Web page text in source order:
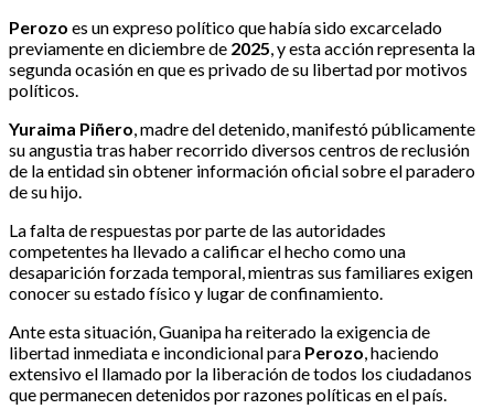
Perozo es un expreso político que había sido excarcelado
previamente en diciembre de 2025, y esta acción representa la
segunda ocasión en que es privado de su libertad por motivos
políticos.
Yuraima Piñero, madre del detenido, manifestó públicamente
su angustia tras haber recorrido diversos centros de reclusión
de la entidad sin obtener información oficial sobre el paradero
de su hijo.
La falta de respuestas por parte de las autoridades
competentes ha llevado a calificar el hecho como una
desaparición forzada temporal, mientras sus familiares exigen
conocer su estado físico y lugar de confinamiento.
Ante esta situación, Guanipa ha reiterado la exigencia de
libertad inmediata e incondicional para Perozo, haciendo
extensivo el llamado por la liberación de todos los ciudadanos
que permanecen detenidos por razones políticas en el país.